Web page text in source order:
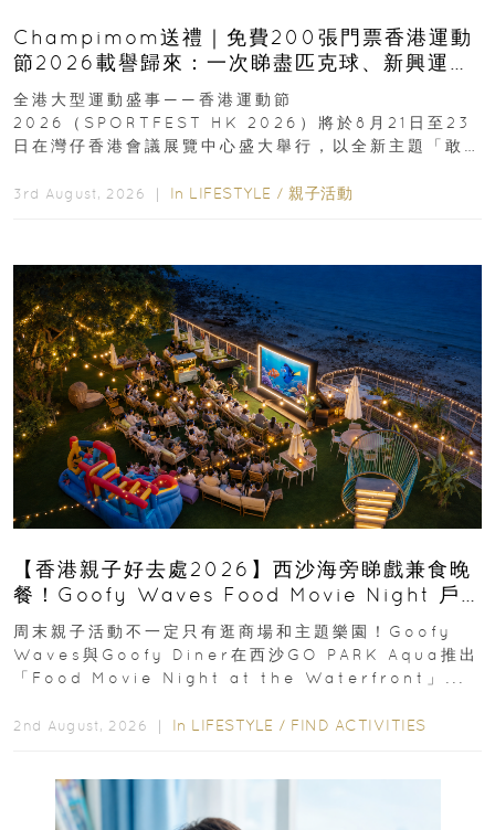
Champimom送禮｜免費200張門票香港運動
節2026載譽歸來：一次睇盡匹克球、新興運
動、街舞比賽＋逾百運動品牌展覽
全港大型運動盛事——香港運動節
2026（SPORTFEST HK 2026）將於8月21日至23
日在灣仔香港會議展覽中心盛大舉行，以全新主題「敢
3rd August, 2026 ｜ In LIFESTYLE / 親子活動
【香港親子好去處2026】西沙海旁睇戲兼食晚
餐！Goofy Waves Food Movie Night 戶
外影院逢週末登場
周末親子活動不一定只有逛商場和主題樂園！Goofy
Waves與Goofy Diner在西沙GO PARK Aqua推出
「Food Movie Night at the Waterfront」...
2nd August, 2026 ｜ In LIFESTYLE / FIND ACTIVITIES